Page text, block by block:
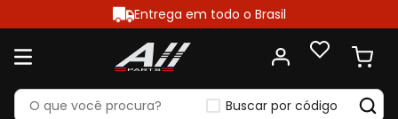
Entrega em todo o Brasil
Buscar por código